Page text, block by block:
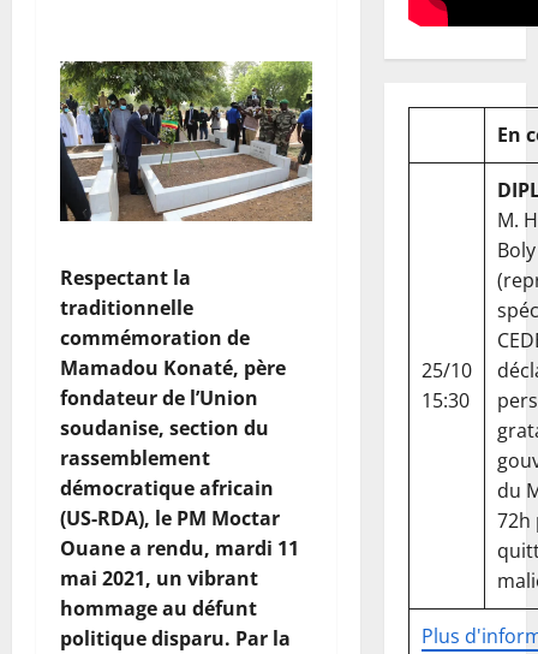
Respectant la
traditionnelle
commémoration de
Mamadou Konaté, père
fondateur de l’Union
soudanise, section du
rassemblement
démocratique africain
(US-RDA), le PM Moctar
Ouane a rendu, mardi 11
mai 2021, un vibrant
hommage au défunt
politique disparu. Par la
En
Plus
25/10
15:30
M.
Boly
du
72h